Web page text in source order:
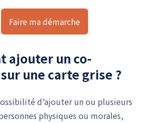
Faire ma démarche
ajouter un co-
une carte grise ?
d’ajouter un ou plusieurs
physiques ou morales,